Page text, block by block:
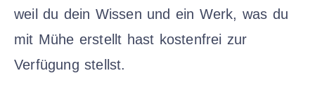
weil du dein Wissen und ein Werk, was du
mit Mühe erstellt hast kostenfrei zur
Verfügung stellst.